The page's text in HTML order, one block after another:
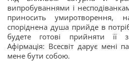
випробуваннями і
приносить умиротворення,
споріднена душа прийде в
будете готові прийняти її
Афірмація: Всесвіт дарує мені
мене бути собою.